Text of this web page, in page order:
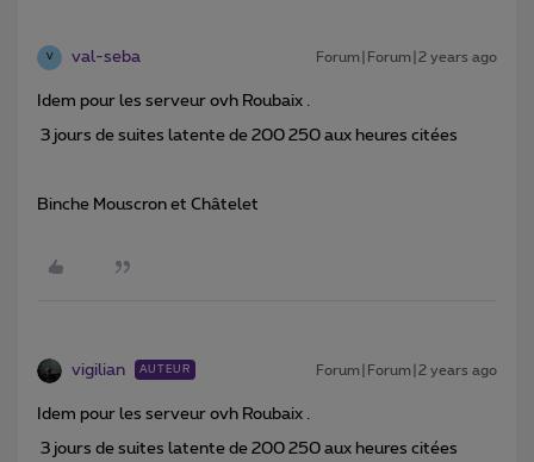
V val-seba Forum|Forum|2 years ago
Idem pour les serveur ovh Roubaix .
3 jours de suites latente de 200 250 aux heures citées
Binche Mouscron et Châtelet
vigilian AUTEUR Forum|Forum|2 years ago
Idem pour les serveur ovh Roubaix .
3 jours de suites latente de 200 250 aux heures citées